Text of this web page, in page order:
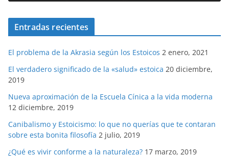
Entradas recientes
El problema de la Akrasia según los Estoicos 2 enero, 2021
El verdadero significado de la «salud» estoica 20 diciembre,
2019
Nueva aproximación de la Escuela Cínica a la vida moderna
12 diciembre, 2019
Canibalismo y Estoicismo: lo que no querías que te contaran
sobre esta bonita filosofía 2 julio, 2019
¿Qué es vivir conforme a la naturaleza? 17 marzo, 2019